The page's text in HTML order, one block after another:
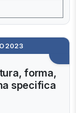
2023
forma,
specifica